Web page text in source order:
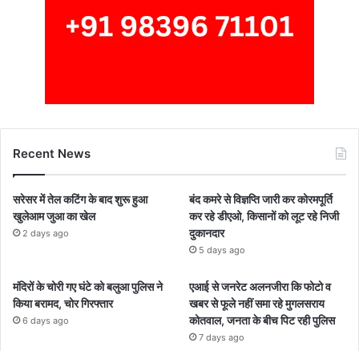
Recent News
सरेसर में तेल कटिंग के बाद शुरू हुआ
खुलेआम जुआ का खेल
2 days ago
बंद कमरे से विज्ञप्ति जारी कर कोरमपूर्ति
कर रहे डीएओ, किसानों को लूट रहे निजी
दुकानदार
5 days ago
मंदिरों के चोरी गए घंटे को बलुआ पुलिस ने
किया बरामद, चोर गिरफ्तार
6 days ago
एआई से जनरेट अलनजीरा कि फोटो व
खबर से फूले नहीं समा रहे मुगलसराय
कोतवाल, जनता के बीच पिट रही पुलिस
7 days ago